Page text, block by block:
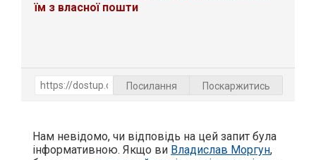
їм з власної пошти
Посилання Поскаржитись
Нам невідомо, чи відповідь на цей запит була
інформативною. Якщо ви Владислав Моргун,